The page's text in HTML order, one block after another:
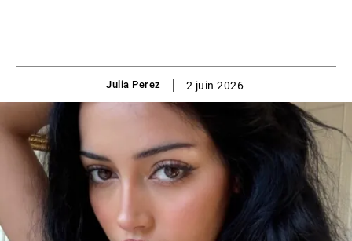
Julia Perez 2 juin 2026